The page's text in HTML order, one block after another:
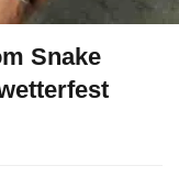
Snake